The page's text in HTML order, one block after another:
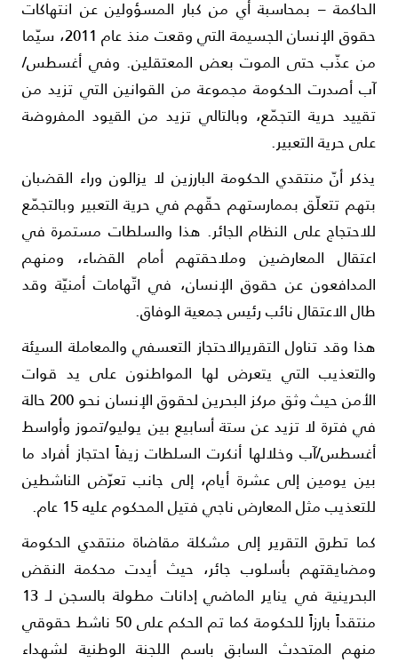
– بمحاسبة أي من كبار المسؤولين عن انتهاكات
حقوق الإنسان الجسيمة التي وقعت منذ عام 2011، سيّما
عذّب حتى الموت بعض المعتقلين. وفي أغسطس/
أصدرت الحكومة مجموعة من القوانين التي تزيد من
حرية التجمّع، وبالتالي تزيد من القيود المفروضة
حرية التعبير.
أنّ منتقدي الحكومة البارزين لا يزالون وراء القضبان
تتعلّق بممارستهم حقّهم في حرية التعبير وبالتجمّع
على النظام الجائر. هذا والسلطات مستمرة في
المعارضين وملاحقتهم أمام القضاء، ومنهم
عن حقوق الإنسان، في اتّهامات أمنيّة وقد
الاعتقال نائب رئيس جمعية الوفاق.
وقد تناول التقريرالاحتجاز التعسفي والمعاملة السيئة
التي يتعرض لها المواطنون على يد قوات
الأمن حيث وثق مركز البحرين لحقوق الإنسان نحو 200 حالة
فترة لا تزيد عن ستة أسابيع بين يوليو/تموز وأواسط
آب وخلالها أنكرت السلطات زيفاً احتجاز أفراد ما
يومين إلى عشرة أيام، إلى جانب تعرّض الناشطين
مثل المعارض ناجي فتيل المحكوم عليه 15 عام.
تطرق التقرير إلى مشكلة مقاضاة منتقدي الحكومة
بأسلوب جائر، حيث أيدت محكمة النقض
البحرينية في يناير الماضي إدانات مطولة بالسجن لـ 13
منتقداً بارزاً للحكومة كما تم الحكم على 50 ناشط حقوقي
المتحدث السابق باسم اللجنة الوطنية لشهداء